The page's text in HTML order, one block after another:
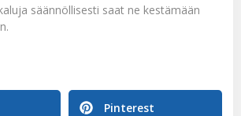
säännöllisesti saat ne kestämään
Pinterest